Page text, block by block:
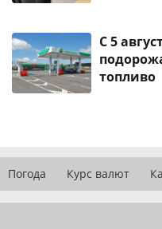
С 5
топливо
Погода Курс валют